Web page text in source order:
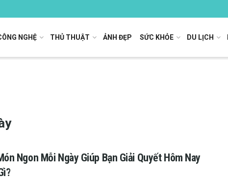
NGHỆ THỦ THUẬT ẢNH ĐẸP SỨC KHỎE DU LỊCH
Ngon Mỗi Ngày Giúp Bạn Giải Quyết Hôm Nay